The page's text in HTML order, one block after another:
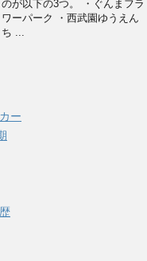
のが以下の3つ。 ・ぐんまフラ
ワーパーク ・西武園ゆうえん
ち ...
ー